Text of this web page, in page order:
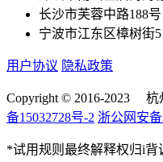
长沙市芙蓉中路188号
宁波市江东区樟树街
用户协议 隐私政策
Copyright © 2016-2023
备15032728号-2 浙公网安备
*试用规则最终解释权归i背